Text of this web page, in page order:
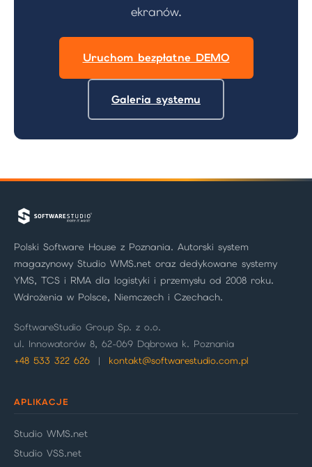
ekranów.
Uruchom bezpłatne DEMO
Galeria systemu
Polski Software House z Poznania. Autorski system
magazynowy Studio WMS.net oraz dedykowane systemy
YMS, TCS i RMA dla logistyki i przemysłu od 2008 roku.
Wdrożenia w Polsce, Niemczech i Czechach.
SoftwareStudio Group Sp. z o.o.
ul. Innowatorów 8, 62-069 Dąbrowa k. Poznania
+48 533 322 626 | kontakt@softwarestudio.com.pl
APLIKACJE
Studio WMS.net
Studio VSS.net